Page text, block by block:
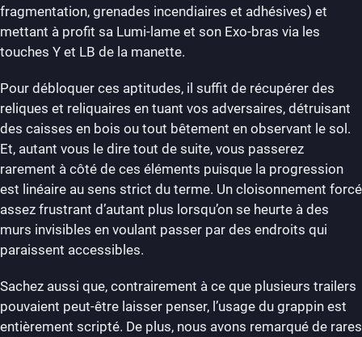
fragmentation, grenades incendiaires et adhésives) et
mettant à profit sa Lumi-lame et son Exo-bras via les
touches Y et LB de la manette.
Pour débloquer ces aptitudes, il suffit de récupérer des
reliques et reliquaires en tuant vos adversaires, détruisant
des caisses en bois ou tout bêtement en observant le sol.
Et, autant vous le dire tout de suite, vous passerez
rarement à côté de ces éléments puisque la progression
est linéaire au sens strict du terme. Un cloisonnement forcé
assez frustrant d’autant plus lorsqu’on se heurte à des
murs invisibles en voulant passer par des endroits qui
paraissent accessibles.
Sachez aussi que, contrairement à ce que plusieurs trailers
pouvaient peut-être laisser penser, l’usage du grappin est
entièrement scripté. De plus, nous avons remarqué de rares